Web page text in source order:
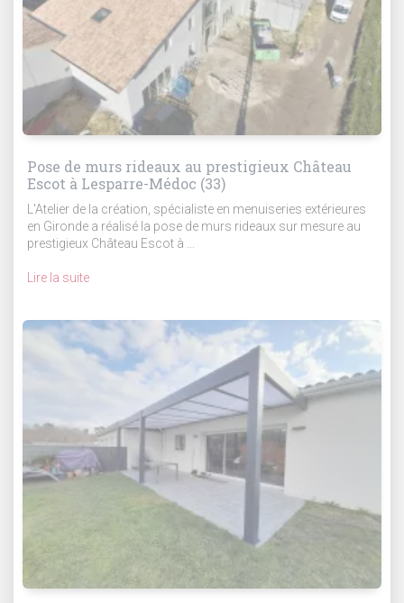
Pose de murs rideaux au prestigieux Château
Escot à Lesparre-Médoc (33)
L'Atelier de la création, spécialiste en menuiseries extérieures
en Gironde a réalisé la pose de murs rideaux sur mesure au
prestigieux Château Escot à ...
Lire la suite